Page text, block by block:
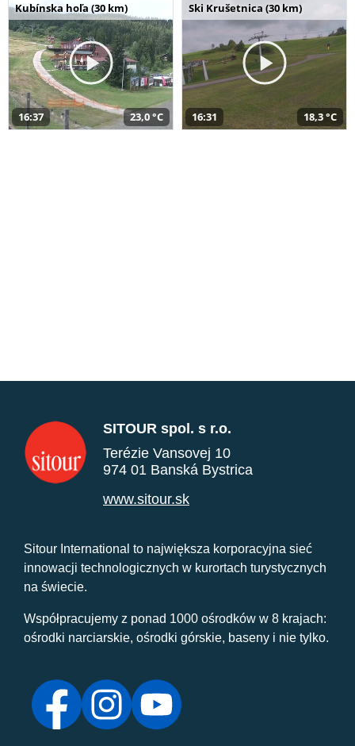
Kubínska hoľa (30 km)
16:37 23,0 °C
Ski Krušetnica (30 km)
16:31 18,3 °C
SITOUR spol. s r.o.
Terézie Vansovej 10
974 01 Banská Bystrica
www.sitour.sk
Sitour International to największa korporacyjna sieć
innowacji technologicznych w kurortach turystycznych
na świecie.
Współpracujemy z ponad 1000 ośrodków w 8 krajach:
ośrodki narciarskie, ośrodki górskie, baseny i nie tylko.